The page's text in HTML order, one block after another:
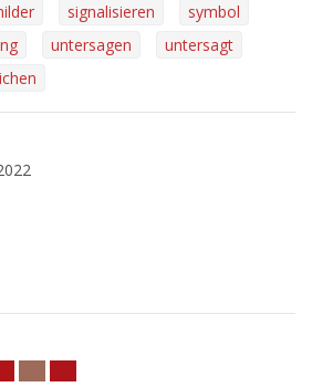
signalisieren
symbol
untersagen
untersagt